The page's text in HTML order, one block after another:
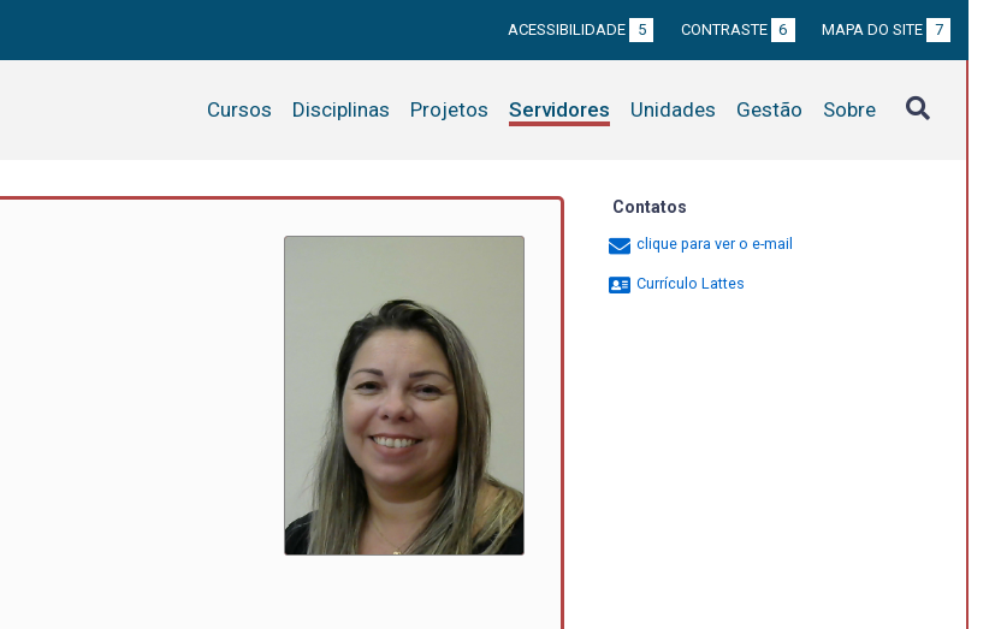
ACESSIBILIDADE 5 CONTRASTE 6 MAPA DO SITE 7
Cursos Disciplinas Projetos Servidores Unidades Gestão Sobre
Contatos
clique para ver o e-mail
Currículo Lattes